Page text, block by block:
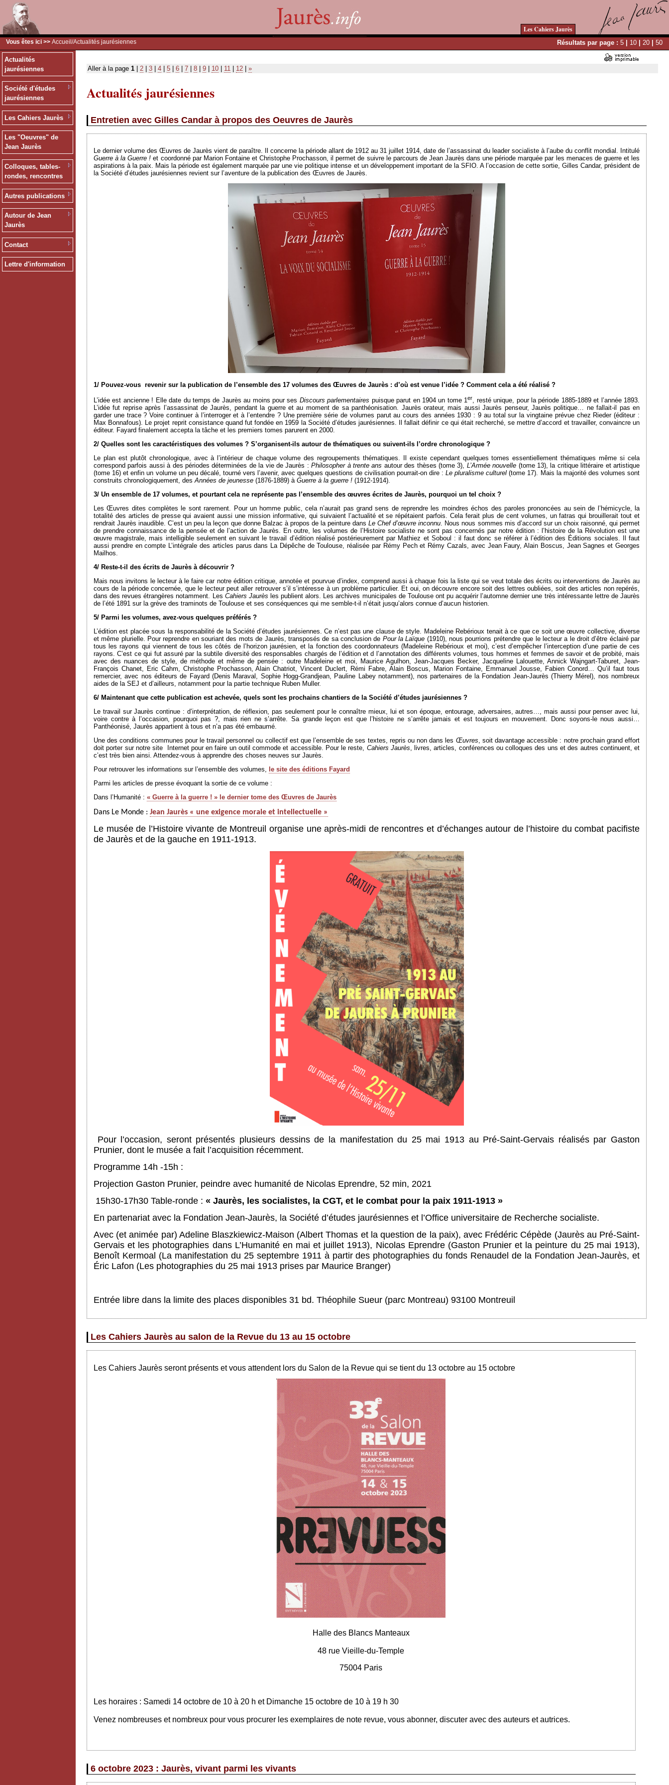
Les Cahiers Jaurès
Vous êtes ici >> Accueil /Actualités jaurésiennes Résultats par page : 5 | 10 | 20 | 50
Actualités
jaurésiennes
Société d'études
jaurésiennes
Les Cahiers Jaurès
Les "Oeuvres" de
Jean Jaurès
Colloques, tables-
rondes, rencontres
Autres publications
Autour de Jean
Jaurès
Contact
Lettre d'information
Aller à la page 1 2 3 4 5 6 7 8 9 10 11 12 »
Actualités jaurésiennes
Entretien avec Gilles Candar à propos des Oeuvres de Jaurès
Le dernier volume des Œuvres de Jaurès vient de paraître. Il concerne la période allant de 1912 au 31 juillet 1914, date de l’assassinat du leader socialiste à l’aube du conflit mondial. Intitulé
Guerre à la Guerre ! et coordonné par Marion Fontaine et Christophe Prochasson, il permet de suivre le parcours de Jean Jaurès dans une période marquée par les menaces de guerre et les
aspirations à la paix. Mais la période est également marquée par une vie politique intense et un développement important de la SFIO. A l’occasion de cette sortie, Gilles Candar, président de
la Société d’études jaurésiennes revient sur l’aventure de la publication des Œuvres de Jaurès.
1/ Pouvez-vous revenir sur la publication de l’ensemble des 17 volumes des Œuvres de Jaurès : d’où est venue l’idée ? Comment cela a été réalisé ?
L’idée est ancienne ! Elle date du temps de Jaurès au moins pour ses Discours parlementaires puisque parut en 1904 un tome 1er, resté unique, pour la période 1885-1889 et l’année 1893.
L’idée fut reprise après l’assassinat de Jaurès, pendant la guerre et au moment de sa panthéonisation. Jaurès orateur, mais aussi Jaurès penseur, Jaurès politique… ne fallait-il pas en
garder une trace ? Voire continuer à l’interroger et à l’entendre ? Une première série de volumes parut au cours des années 1930 : 9 au total sur la vingtaine prévue chez Rieder (éditeur :
Max Bonnafous). Le projet reprit consistance quand fut fondée en 1959 la Société d’études jaurésiennes. Il fallait définir ce qui était recherché, se mettre d’accord et travailler, convaincre un
éditeur. Fayard finalement accepta la tâche et les premiers tomes parurent en 2000.
2/ Quelles sont les caractéristiques des volumes ? S’organisent-ils autour de thématiques ou suivent-ils l’ordre chronologique ?
Le plan est plutôt chronologique, avec à l’intérieur de chaque volume des regroupements thématiques. Il existe cependant quelques tomes essentiellement thématiques même si cela
correspond parfois aussi à des périodes déterminées de la vie de Jaurès :Philosopher à trente ans autour des thèses (tome 3), L’Armée nouvelle (tome 13), la critique littéraire et artistique
(tome 16) et enfin un volume un peu décalé, tourné vers l’avenir, avec quelques questions de civilisation pourrait-on dire :Le pluralisme culturel(tome 17). Mais la majorité des volumes sont
construits chronologiquement, desAnnées de jeunesse (1876-1889) à Guerre à la guerre ! (1912-1914).
3/ Un ensemble de 17 volumes, et pourtant cela ne représente pas l’ensemble des œuvres écrites de Jaurès, pourquoi un tel choix ?
Les Œuvres dites complètes le sont rarement. Pour un homme public, cela n’aurait pas grand sens de reprendre les moindres échos des paroles prononcées au sein de l’hémicycle, la
totalité des articles de presse qui avaient aussi une mission informative, qui suivaient l’actualité et se répétaient parfois. Cela ferait plus de cent volumes, un fatras qui brouillerait tout et
rendrait Jaurès inaudible. C’est un peu la leçon que donne Balzac à propos de la peinture dansLe Chef d’œuvre inconnu. Nous nous sommes mis d’accord sur un choix raisonné, qui permet
de prendre connaissance de la pensée et de l’action de Jaurès. En outre, les volumes de l’Histoire socialiste ne sont pas concernés par notre édition : l’histoire de la Révolution est une
œuvre magistrale, mais intelligible seulement en suivant le travail d’édition réalisé postérieurement par Mathiez et Soboul : il faut donc se référer à l’édition des Éditions sociales. Il faut
aussi prendre en compte L’intégrale des articles parus dans La Dépêche de Toulouse, réalisée par Rémy Pech et Rémy Cazals, avec Jean Faury, Alain Boscus, Jean Sagnes et Georges
Mailhos.
4/ Reste-t-il des écrits de Jaurès à découvrir ?
Mais nous invitons le lecteur à le faire car notre édition critique, annotée et pourvue d’index, comprend aussi à chaque fois la liste qui se veut totale des écrits ou interventions de Jaurès au
cours de la période concernée, que le lecteur peut aller retrouver s’il s’intéresse à un problème particulier. Et oui, on découvre encore soit des lettres oubliées, soit des articles non repérés,
dans des revues étrangères notamment. Les Cahiers Jaurès les publient alors. Les archives municipales de Toulouse ont pu acquérir l’automne dernier une très intéressante lettre de Jaurès
de l’été 1891 sur la grève des traminots de Toulouse et ses conséquences qui me semble-t-il n’était jusqu’alors connue d’aucun historien.
5/ Parmi les volumes, avez-vous quelques préférés ?
L’édition est placée sous la responsabilité de la Société d’études jaurésiennes. Ce n’est pas une clause de style. Madeleine Rebérioux tenait à ce que ce soit une œuvre collective, diverse
et même plurielle. Pour reprendre en souriant des mots de Jaurès, transposés de sa conclusion de Pour la Laïque (1910), nous pourrions prétendre que le lecteur a le droit d’être éclairé par
tous les rayons qui viennent de tous les côtés de l’horizon jaurésien, et la fonction des coordonnateurs (Madeleine Rebérioux et moi), c’est d’empêcher l’interception d’une partie de ces
rayons. C’est ce qui fut assuré par la subtile diversité des responsables chargés de l’édition et d l’annotation des différents volumes, tous hommes et femmes de savoir et de probité, mais
avec des nuances de style, de méthode et même de pensée : outre Madeleine et moi, Maurice Agulhon, Jean-Jacques Becker, Jacqueline Lalouette, Annick Wajngart-Taburet, Jean-
François Chanet, Eric Cahm, Christophe Prochasson, Alain Chatriot, Vincent Duclert, Rémi Fabre, Alain Boscus, Marion Fontaine, Emmanuel Jousse, Fabien Conord… Qu’il faut tous
remercier, avec nos éditeurs de Fayard (Denis Maraval, Sophie Hogg-Grandjean, Pauline Labey notamment), nos partenaires de la Fondation Jean-Jaurès (Thierry Mérel), nos nombreux
aides de la SEJ et d’ailleurs, notamment pour la partie technique Ruben Muller.
6/ Maintenant que cette publication est achevée, quels sont les prochains chantiers de la Société d’études jaurésiennes ?
Le travail sur Jaurès continue : d’interprétation, de réflexion, pas seulement pour le connaître mieux, lui et son époque, entourage, adversaires, autres…, mais aussi pour penser avec lui,
voire contre à l’occasion, pourquoi pas ?, mais rien ne s’arrête. Sa grande leçon est que l’histoire ne s’arrête jamais et est toujours en mouvement. Donc soyons-le nous aussi…
Panthéonisé, Jaurès appartient à tous et n’a pas été embaumé.
Une des conditions communes pour le travail personnel ou collectif est que l’ensemble de ses textes, repris ou non dans les Œuvres, soit davantage accessible : notre prochain grand effort
doit porter sur notre site
Internet pour en faire un outil commode et accessible. Pour le reste, Cahiers Jaurès, livres, articles, conférences ou colloques des uns et des autres continuent, et
c’est très bien ainsi. Attendez-vous à apprendre des choses neuves sur Jaurès.
Pour retrouver les informations sur l’ensemble des volumes, le site des éditions Fayard
Parmi les articles de presse évoquant la sortie de ce volume :
Dans l’Humanité : « Guerre à la guerre ! » le dernier tome des Œuvres de Jaurès
Dans Le Monde : Jean Jaurès « une exigence morale et intellectuelle »
Le musée de l’Histoire vivante de Montreuil organise une après-midi de rencontres et d’échanges autour de l’histoire du combat pacifiste
de Jaurès et de la gauche en 1911-1913.
Pour l’occasion, seront présentés plusieurs dessins de la manifestation du 25 mai 1913 au Pré-Saint-Gervais réalisés par Gaston
Prunier, dont le musée a fait l’acquisition récemment.
Programme 14h -15h :
Projection Gaston Prunier, peindre avec humanité de Nicolas Eprendre, 52 min, 2021
15h30-17h30 Table-ronde : « Jaurès, les socialistes, la CGT, et le combat pour la paix 1911-1913 »
En partenariat avec la Fondation Jean-Jaurès, la Société d’études jaurésiennes et l’Office universitaire de Recherche socialiste.
Avec (et animée par) Adeline Blaszkiewicz-Maison (Albert Thomas et la question de la paix), avec Frédéric Cépède (Jaurès au Pré-Saint-
Gervais et les photographies dans L’Humanité en mai et juillet 1913), Nicolas Eprendre (Gaston Prunier et la peinture du 25 mai 1913),
Benoît Kermoal (La manifestation du 25 septembre 1911 à partir des photographies du fonds Renaudel de la Fondation Jean-Jaurès, et
Éric Lafon (Les photographies du 25 mai 1913 prises par Maurice Branger)
Entrée libre dans la limite des places disponibles 31 bd. Théophile Sueur (parc Montreau) 93100 Montreuil
Les Cahiers Jaurès au salon de la Revue du 13 au 15 octobre
Les Cahiers Jaurès seront présents et vous attendent lors du Salon de la Revue qui se tient du 13 octobre au 15 octobre
Halle des Blancs Manteaux
48 rue Vieille-du-Temple
75004 Paris
Les horaires : Samedi 14 octobre de 10 à 20 h et Dimanche 15 octobre de 10 à 19 h 30
Venez nombreuses et nombreux pour vous procurer les exemplaires de note revue, vous abonner, discuter avec des auteurs et autrices.
6 octobre 2023 : Jaurès, vivant parmi les vivants